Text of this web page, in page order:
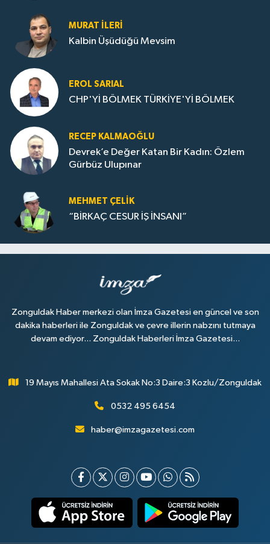
MURAT İLERI
Kalbin Üşüdüğü Mevsim
EROL SARIAL
CHP'Yİ BÖLMEK TÜRKİYE'Yİ BÖLMEK
RECEP KALMAOĞLU
Devrek’e Değer Katan Bir Kadın: Özlem
Gürbüz Ulupınar
MEHMET ÇELIK
“BİRKAÇ CESUR İŞ İNSANI”
Zonguldak Haber merkezi olan İmza Gazetesi en güncel ve son
dakika haberleri ile Zonguldak ve çevre illerin nabzını tutmaya
devam ediyor... Zonguldak Haberleri İmza Gazetesi...
19 Mayıs Mahallesi Ata Sokak No:3 Daire:3 Kozlu/Zonguldak
0532 495 6454
haber@imzagazetesi.com